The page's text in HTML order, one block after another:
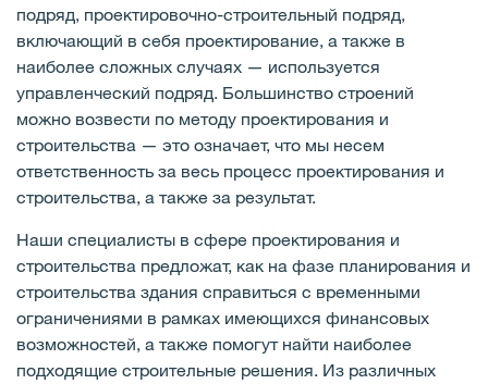
подряд, проектировочно-строительный подряд,
включающий в себя проектирование, а также в
наиболее сложных случаях — используется
управленческий подряд. Большинство строений
можно возвести по методу проектирования и
строительства — это означает, что мы несем
ответственность за весь процесс проектирования и
строительства, а также за результат.
Наши специалисты в сфере проектирования и
строительства предложат, как на фазе планирования и
строительства здания справиться с временными
ограничениями в рамках имеющихся финансовых
возможностей, а также помогут найти наиболее
подходящие строительные решения. Из различных